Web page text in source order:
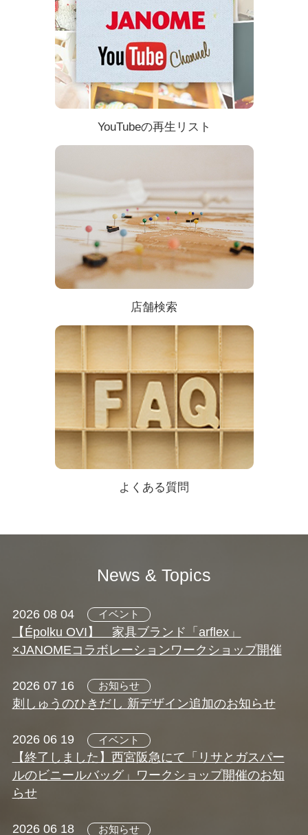
YouTubeの再生リスト
店舗検索
よくある質問
News & Topics
2026 08 04 イベント
【Épolku OVI】 家具ブランド「arflex」
×JANOMEコラボレーションワークショップ開催
2026 07 16 お知らせ
刺しゅうのひきだし 新デザイン追加のお知らせ
2026 06 19 イベント
【終了しました】西宮阪急にて「リサとガスパー
ルのビニールバッグ」ワークショップ開催のお知
らせ
2026 06 18 お知らせ